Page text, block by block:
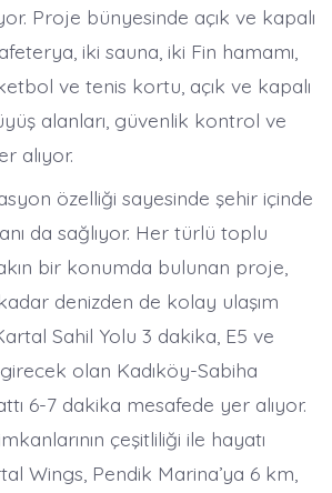
Proje bünyesinde açık ve kapalı
iki sauna, iki Fin hamamı,
ve tenis kortu, açık ve kapalı
alanları, güvenlik kontrol ve
alıyor.
özelliği sayesinde şehir içinde
da sağlıyor. Her türlü toplu
bir konumda bulunan proje,
denizden de kolay ulaşım
Sahil Yolu 3 dakika, E5 ve
olan Kadıköy-Sabiha
6-7 dakika mesafede yer alıyor.
çeşitliliği ile hayatı
Wings, Pendik Marina’ya 6 km,